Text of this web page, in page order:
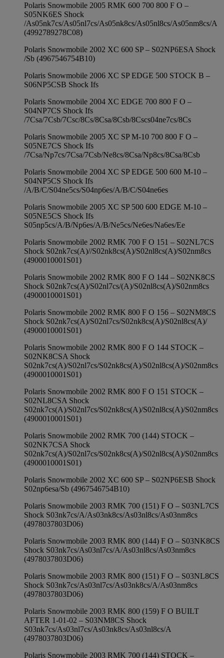
Polaris Snowmobile 2005 RMK 600 700 800 F O –
S05NK6ES Shock
/As05nk7cs/As05nl7cs/As05nk8cs/As05nl8cs/As05nm8cs/A
(4992789278C08)
Polaris Snowmobile 2002 XC 600 SP – S02NP6ESA Shock
/Sb (4967546754B10)
Polaris Snowmobile 2006 XC SP EDGE 500 STOCK B –
S06NP5CSB Shock Ifs
Polaris Snowmobile 2004 XC EDGE 700 800 F O –
S04NP7CS Shock Ifs
/7Csa/7Csb/7Csc/8Cs/8Csa/8Csb/8Cscs04ne7cs/8Cs
Polaris Snowmobile 2005 XC SP M-10 700 800 F O –
S05NE7CS Shock Ifs
/7Csa/Np7cs/7Csa/7Csb/Ne8cs/8Csa/Np8cs/8Csa/8Csb
Polaris Snowmobile 2004 XC SP EDGE 500 600 M-10 –
S04NP5CS Shock Ifs
/A/B/C/S04ne5cs/S04np6es/A/B/C/S04ne6es
Polaris Snowmobile 2005 XC SP 500 600 EDGE M-10 –
S05NE5CS Shock Ifs
S05np5cs/A/B/Np6es/A/B/Ne5cs/Ne6es/Na6es/Ee
Polaris Snowmobile 2002 RMK 700 F O 151 – S02NL7CS
Shock S02nk7cs(A)//S02nk8cs(A)/S02nl8cs(A)/S02nm8cs
(4900010001S01)
Polaris Snowmobile 2002 RMK 800 F O 144 – S02NK8CS
Shock S02nk7cs(A)/S02nl7cs/(A)/S02nl8cs(A)/S02nm8cs
(4900010001S01)
Polaris Snowmobile 2002 RMK 800 F O 156 – S02NM8CS
Shock S02nk7cs(A)/S02nl7cs/S02nk8cs(A)/S02nl8cs(A)/
(4900010001S01)
Polaris Snowmobile 2002 RMK 800 F O 144 STOCK –
S02NK8CSA Shock
S02nk7cs(A)/S02nl7cs/S02nk8cs(A)/S02nl8cs(A)/S02nm8cs
(4900010001S01)
Polaris Snowmobile 2002 RMK 800 F O 151 STOCK –
S02NL8CSA Shock
S02nk7cs(A)/S02nl7cs/S02nk8cs(A)/S02nl8cs(A)/S02nm8cs
(4900010001S01)
Polaris Snowmobile 2002 RMK 700 (144) STOCK –
S02NK7CSA Shock
S02nk7cs(A)/S02nl7cs/S02nk8cs(A)/S02nl8cs(A)/S02nm8cs
(4900010001S01)
Polaris Snowmobile 2002 XC 600 SP – S02NP6ESB Shock
S02np6esa/Sb (4967546754B10)
Polaris Snowmobile 2003 RMK 700 (151) F O – S03NL7CS
Shock S03nk7cs/A/As03nk8cs/As03nl8cs/As03nm8cs
(4978037803D06)
Polaris Snowmobile 2003 RMK 800 (144) F O – S03NK8CS
Shock S03nk7cs/As03nl7cs/A/As03nl8cs/As03nm8cs
(4978037803D06)
Polaris Snowmobile 2003 RMK 800 (151) F O – S03NL8CS
Shock S03nk7cs/As03nl7cs/As03nk8cs/A/As03nm8cs
(4978037803D06)
Polaris Snowmobile 2003 RMK 800 (159) F O BUILT
AFTER 1-01-02 – S03NM8CS Shock
S03nk7cs/As03nl7cs/As03nk8cs/As03nl8cs/A
(4978037803D06)
Polaris Snowmobile 2003 RMK 700 (144) STOCK –